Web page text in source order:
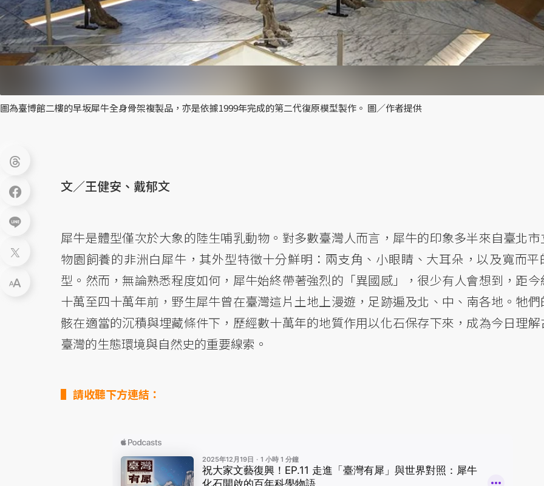
圖為臺博館二樓的早坂犀牛全身骨架複製品，亦是依據1999年完成的第二代復原模型製作。 圖／作者提供
文／王健安、戴郁文
犀牛是體型僅次於大象的陸生哺乳動物。對多數臺灣人而言，犀牛的印象多半來自臺北市
物園飼養的非洲白犀牛，其外型特徵十分鮮明：兩支角、小眼睛、大耳朵，以及寬而平
型。然而，無論熟悉程度如何，犀牛始終帶著強烈的「異國感」，很少有人會想到，距今
十萬至四十萬年前，野生犀牛曾在臺灣這片土地上漫遊，足跡遍及北、中、南各地。牠們
骸在適當的沉積與埋藏條件下，歷經數十萬年的地質作用以化石保存下來，成為今日理解
臺灣的生態環境與自然史的重要線索。
請收聽下方連結：